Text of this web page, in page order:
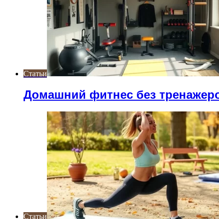
Статьи
Домашний фитнес без
Статьи